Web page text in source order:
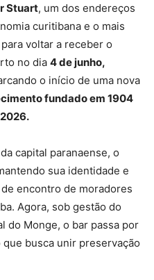
Stuart, um dos endereços
curitibana e o mais
voltar a receber o
no dia 4 de junho,
o início de uma nova
fundado em 1904
capital paranaense, o
sua identidade e
encontro de moradores
Agora, sob gestão do
do Monge, o bar passa por
busca unir preservação